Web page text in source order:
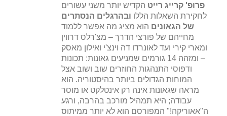
פרופ' קרייג רייט הקדיש יותר משני עשורים
לחקירת השאלות הללו ובהרגלים הנסתרים
של הגאונים הוא מציג מה אפשר ללמוד
מחייהם של פורצי הדרך – מצ'רלס דרווין
ומארי קירי ועד לאונרדו דה וינצ'י ואילון מאסק
– ומזהה 14 גורמים שמניעים גאונות: תכונות
ודפוסי התנהגות החוזרים שוב ושוב אצל
המוחות הגדולים ביותר בהיסטוריה. הוא
מראה שגאונות אינה רק אינטלקט או מוסר
עבודה; היא תמהיל מורכב בהרבה, ורגע
ה"אאוריקה!" המפורסם הוא לא יותר ממיתוס